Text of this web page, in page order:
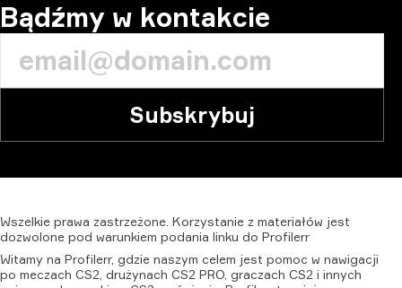
Bądźmy w kontakcie
Subskrybuj
Wszelkie prawa zastrzeżone. Korzystanie z materiałów jest
dozwolone pod warunkiem podania linku do Profilerr
Witamy na Profilerr, gdzie naszym celem jest pomoc w nawigacji
po meczach CS2, drużynach CS2 PRO, graczach CS2 i innych